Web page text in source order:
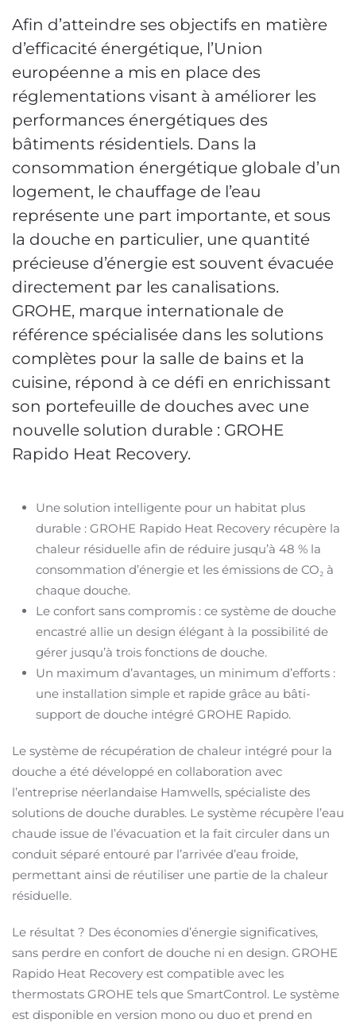
Afin d’atteindre ses objectifs en matière
d’efficacité énergétique, l’Union
européenne a mis en place des
réglementations visant à améliorer les
performances énergétiques des
bâtiments résidentiels. Dans la
consommation énergétique globale d’un
logement, le chauffage de l’eau
représente une part importante, et sous
la douche en particulier, une quantité
précieuse d’énergie est souvent évacuée
directement par les canalisations.
GROHE, marque internationale de
référence spécialisée dans les solutions
complètes pour la salle de bains et la
cuisine, répond à ce défi en enrichissant
son portefeuille de douches avec une
nouvelle solution durable : GROHE
Rapido Heat Recovery.
Une solution intelligente pour un habitat plus
durable : GROHE Rapido Heat Recovery récupère la
chaleur résiduelle afin de réduire jusqu’à 48 % la
consommation d’énergie et les émissions de CO₂ à
chaque douche.
Le confort sans compromis : ce système de douche
encastré allie un design élégant à la possibilité de
gérer jusqu’à trois fonctions de douche.
Un maximum d’avantages, un minimum d’efforts :
une installation simple et rapide grâce au bâti-
support de douche intégré GROHE Rapido.
Le système de récupération de chaleur intégré pour la
douche a été développé en collaboration avec
l’entreprise néerlandaise Hamwells, spécialiste des
solutions de douche durables. Le système récupère l’eau
chaude issue de l’évacuation et la fait circuler dans un
conduit séparé entouré par l’arrivée d’eau froide,
permettant ainsi de réutiliser une partie de la chaleur
résiduelle.
Le résultat ? Des économies d’énergie significatives,
sans perdre en confort de douche ni en design. GROHE
Rapido Heat Recovery est compatible avec les
thermostats GROHE tels que SmartControl. Le système
est disponible en version mono ou duo et prend en